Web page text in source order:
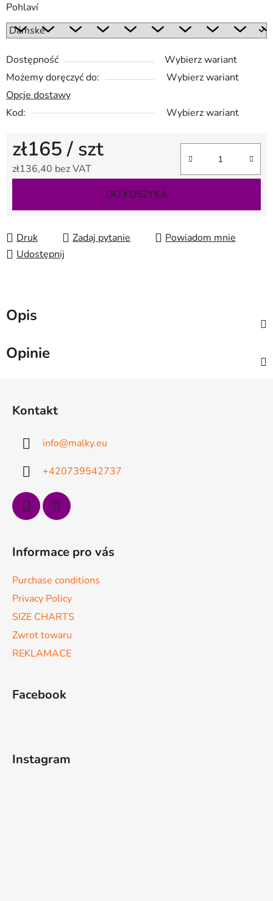
Pohlaví
Dostępność
Wybierz wariant
Możemy doręczyć do:
Wybierz wariant
Opcje dostawy
Kod:
Wybierz wariant
zł165/ szt
zł136,40 bez VAT
DO KOSZYKA
Druk Zadaj pytanie
Powiadom mnie
Udostępnij
Opis
Opinie
Kontakt
info@malky.eu
+420739542737
Informace pro vás
Purchase conditions
Privacy Policy
SIZE CHARTS
Zwrot towaru
REKLAMACE
Facebook
Instagram